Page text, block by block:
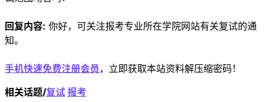
回复内容: 你好，可关注报考专业所在学院网站有关复试的通
知。
手机快速免费注册会员 ，立即获取本站资料解压缩密码！
相关话题/复试 报考